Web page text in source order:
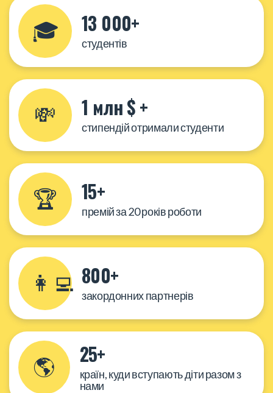
🎓 13 000+
студентів
💸 1 млн $ +
стипендій отримали студенти
🏆 15+
премій за 20 років роботи
👩‍💻 800+
закордонних партнерів
🌎 25+
країн, куди вступають діти разом з
нами